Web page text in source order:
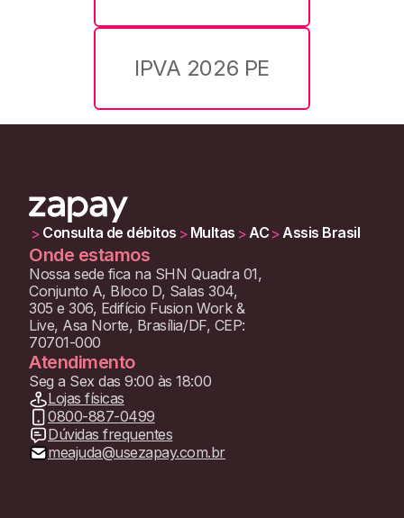
IPVA 2026 PE
> Consulta de débitos > Multas >AC >Assis Brasil
Onde estamos
Nossa sede fica na SHN Quadra 01,
Conjunto A, Bloco D, Salas 304,
305 e 306, Edifício Fusion Work &
Live, Asa Norte, Brasília/DF, CEP:
70701-000
Atendimento
Seg a Sex das 9:00 às 18:00
Lojas físicas
0800-887-0499
Dúvidas frequentes
meajuda@usezapay.com.br